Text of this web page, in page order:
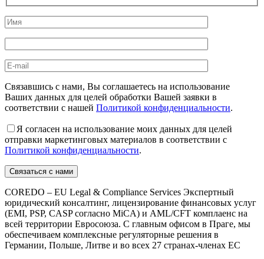
Связавшись с нами, Вы соглашаетесь на использование
Ваших данных для целей обработки Вашей заявки в
соответствии с нашей Политикой конфиденциальности.
Я согласен на использование моих данных для целей
отправки маркетинговых материалов в соответствии с
Политикой конфиденциальности.
COREDO – EU Legal & Compliance Services Экспертный
юридический консалтинг, лицензирование финансовых услуг
(EMI, PSP, CASP согласно MiCA) и AML/CFT комплаенс на
всей территории Евросоюза. С главным офисом в Праге, мы
обеспечиваем комплексные регуляторные решения в
Германии, Польше, Литве и во всех 27 странах-членах ЕС